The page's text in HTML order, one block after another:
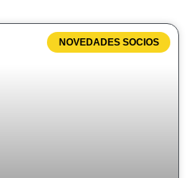
NOVEDADES SOCIOS